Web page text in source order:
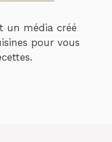
un média créé
pour vous